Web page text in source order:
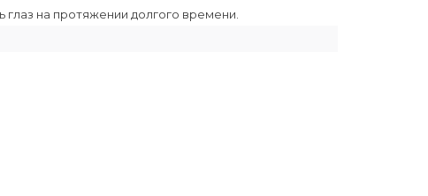
на протяжении долгого времени.